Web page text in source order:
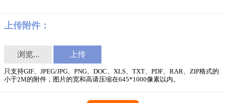
上传附件：
浏览...
只支持GIF、JPEG/JPG、PNG、DOC、XLS、TXT、PDF、RAR、ZIP格式的
小于2M的附件，图片的宽和高请压缩在645*1000像素以内。